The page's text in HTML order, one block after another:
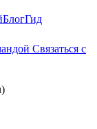
БлогГид
Связаться с